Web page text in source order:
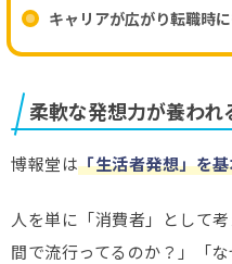
キャリアが広がり転職時
柔軟な発想力が養われ
博報堂は「生活者発想」を
人を単に「消費者」として
間で流行ってるのか？」「